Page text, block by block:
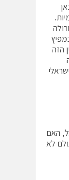
כאן
הזה
האם
לא